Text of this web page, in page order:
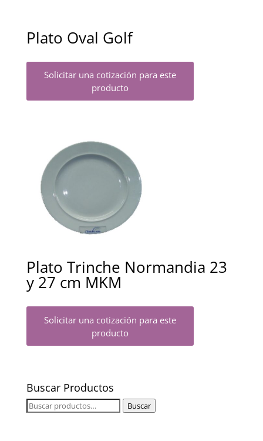
Plato Oval Golf
Solicitar una cotización para este
producto
Plato Trinche Normandia 23
y 27 cm MKM
Solicitar una cotización para este
producto
Buscar Productos
Buscar
Buscar